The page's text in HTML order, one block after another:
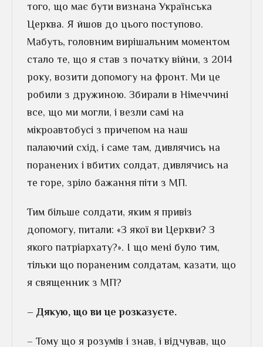
того, що має бути визнана Українська
Церква. Я йшов до цього поступово.
Мабуть, головним вирішальним моментом
стало те, що я став з початку війни, з 2014
року, возити допомогу на фронт. Ми це
робили з дружиною. Збирали в Німеччині
все, що ми могли, і везли самі на
мікроавтобусі з причепом на наш
палаючий схід, і саме там, дивлячись на
поранених і вбитих солдат, дивлячись на
те горе, зріло бажання піти з МП.
Тим більше солдати, яким я привіз
допомогу, питали: «З якої ви Церкви? З
якого патріархату?». І що мені було тим,
тільки що пораненим солдатам, казати, що
я священник з МП?
– Дякую, що ви це розказуєте.
– Тому що я розумів і знав, і відчував, що